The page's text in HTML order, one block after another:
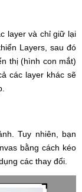
layer và chỉ giữ lại
Layers, sau đó
thị (hình con mắt)
các layer khác sẽ
Tuy nhiên, bạn
bằng cách kéo
các thay đổi.